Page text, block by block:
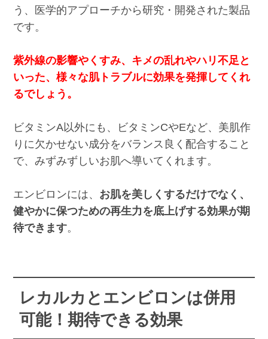
う、医学的アプローチから研究・開発された製品
です。
紫外線の影響やくすみ、キメの乱れやハリ不足と
いった、様々な肌トラブルに効果を発揮してくれ
るでしょう。
ビタミンA以外にも、ビタミンCやEなど、美肌作
りに欠かせない成分をバランス良く配合すること
で、みずみずしいお肌へ導いてくれます。
エンビロンには、 お肌を美しくするだけでなく、
健やかに保つための再生力を底上げする効果が期
待できます。
レカルカとエンビロンは併用
可能！期待できる効果